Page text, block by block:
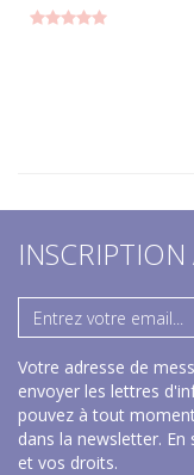
Votre adresse de
envoyer les lettres
pouvez à tout
dans la newsletter. En
et vos droits.